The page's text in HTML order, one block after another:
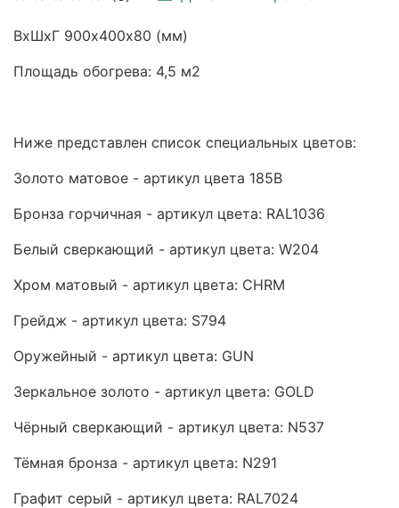
ВхШхГ 900х400х80 (мм)
Площадь обогрева: 4,5 м2
Ниже представлен список специальных цветов:
Золото матовое - артикул цвета 185B
Бронза горчичная - артикул цвета: RAL1036
Белый сверкающий - артикул цвета: W204
Хром матовый - артикул цвета: CHRM
Грейдж - артикул цвета: S794
Оружейный - артикул цвета: GUN
Зеркальное золото - артикул цвета: GOLD
Чёрный сверкающий - артикул цвета: N537
Тёмная бронза - артикул цвета: N291
Графит серый - артикул цвета: RAL7024